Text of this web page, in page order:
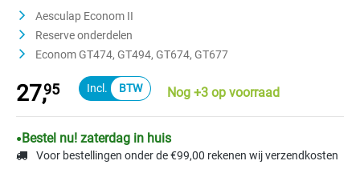
Aesculap Econom II
Reserve onderdelen
Econom GT474, GT494, GT674, GT677
27,95 Nog +3 op voorraad
Bestel nu! zaterdag in huis
Voor bestellingen onder de €99,00 rekenen wij verzendkosten